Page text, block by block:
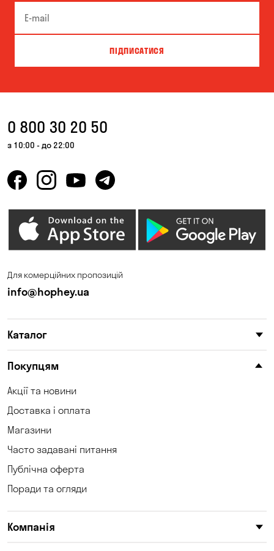
ПІДПИСАТИСЯ
0 800 30 20 50
з 10:00 - до 22:00
Для комерційних пропозицій
info@hophey.ua
Каталог
Покупцям
Акції та новини
Доставка і оплата
Магазини
Часто задавані питання
Публічна оферта
Поради та огляди
Компанія